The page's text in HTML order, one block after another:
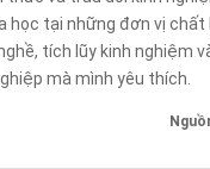
học tại những đơn vị chất
tích lũy kinh nghiệm
mà mình yêu thích.